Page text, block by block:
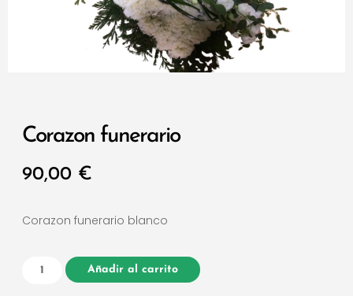
Corazon funerario
90,00 €
Corazon funerario blanco
Añadir al carrito